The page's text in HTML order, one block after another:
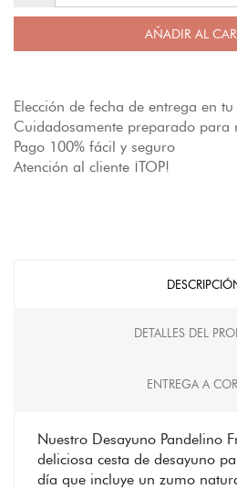
AÑADIR AL
Elección de fecha de entrega en
Cuidadosamente preparado para
Pago 100% fácil y seguro
Atención al cliente ¡TOP!
DETALLES DEL
ENTREGA A
Nuestro Desayuno Pandelino
deliciosa cesta de desayuno
día que incluye un zumo